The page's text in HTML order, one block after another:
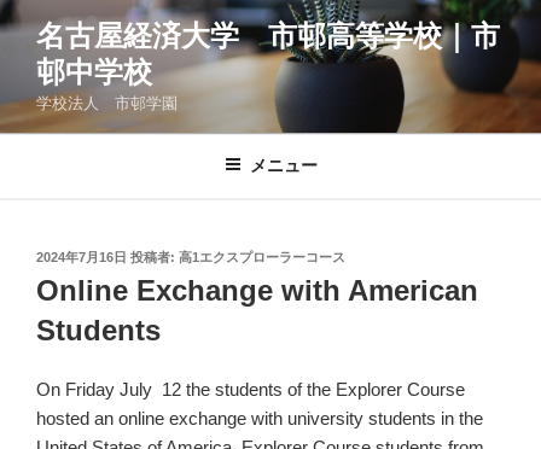
コ
ン
ツ
名古屋経済大学 市邨高等学校｜市
邨中学校
学校法人 市邨学園
メニュー
投
稿
日:
2024年7月16日 投稿者: 高1エクスプローラーコース
Online Exchange with American
Students
On Friday July 12 the students of the Explorer Course
hosted an online exchange with university students in the